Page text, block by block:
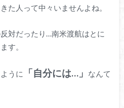
た人って中々いませんよね。
対だったり…南米渡航はとに
す。
うに 「自分には…」
なんて